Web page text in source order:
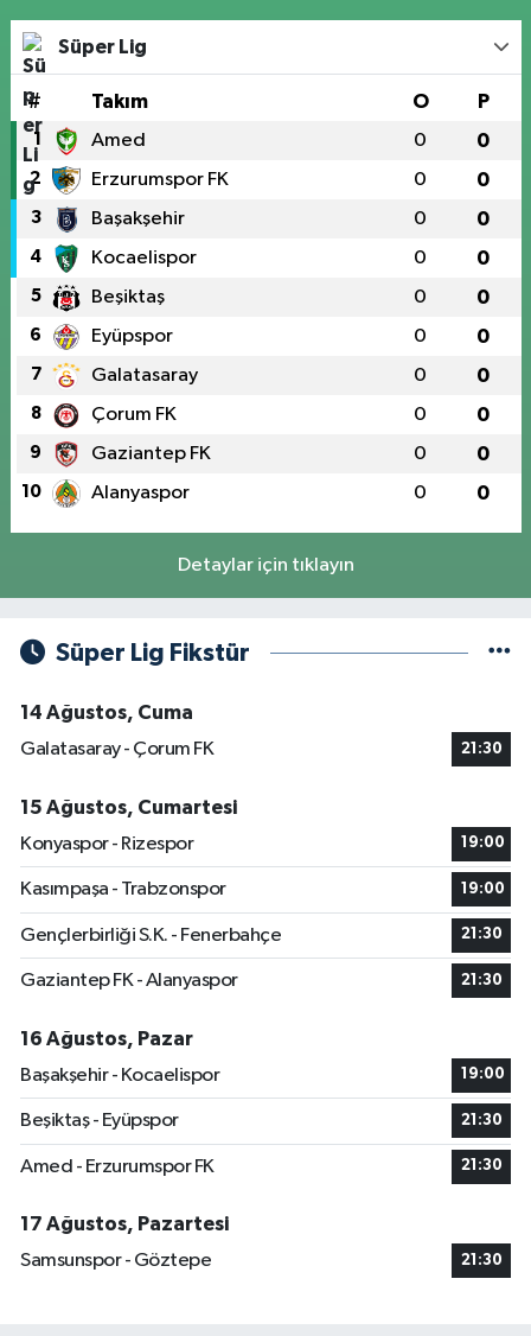
Süper Lig
# Takım O P
1 Amed 0 0
2 Erzurumspor FK 0 0
3 Başakşehir 0 0
4 Kocaelispor 0 0
5 Beşiktaş 0 0
6 Eyüpspor 0 0
7 Galatasaray 0 0
8 Çorum FK 0 0
9 Gaziantep FK 0 0
10 Alanyaspor 0 0
Detaylar için tıklayın
Süper Lig Fikstür
14 Ağustos, Cuma
Galatasaray - Çorum FK
21:30
15 Ağustos, Cumartesi
Konyaspor - Rizespor
19:00
Kasımpaşa - Trabzonspor 19:00
Gençlerbirliği S.K. - Fenerbahçe 21:30
Gaziantep FK - Alanyaspor 21:30
16 Ağustos, Pazar
Başakşehir - Kocaelispor
19:00
Beşiktaş - Eyüpspor 21:30
Amed - Erzurumspor FK 21:30
17 Ağustos, Pazartesi
Samsunspor - Göztepe
21:30